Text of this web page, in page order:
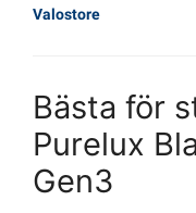
Valostore
Bästa för
Purelux
Gen3